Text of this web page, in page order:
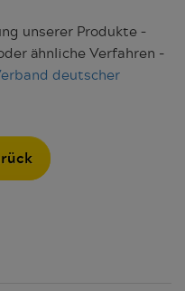
unserer Produkte –
ähnliche Verfahren -
deutscher